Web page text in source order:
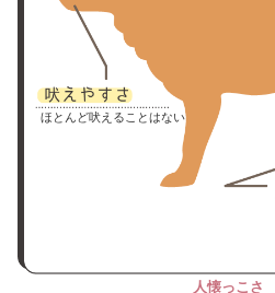
ほとんど吠えることはない